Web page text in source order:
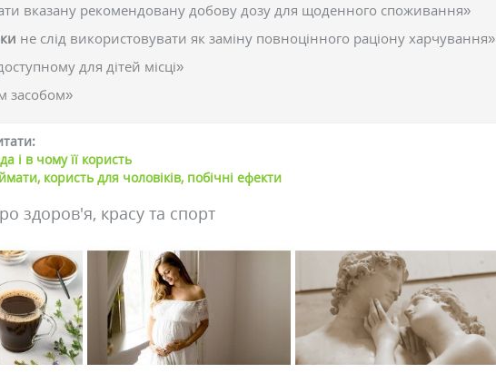
вказану рекомендовану добову дозу для щоденного споживання»
не слід використовувати як заміну повноцінного раціону харчування»
для дітей місці»
засобом»
і в чому її користь
користь для чоловіків, побічні ефекти
здоров'я, красу та спорт